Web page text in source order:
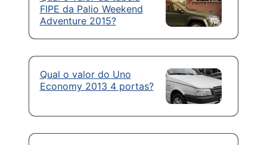
FIPE da Palio Weekend
Adventure 2015?
Qual o valor do Uno
Economy 2013 4 portas?